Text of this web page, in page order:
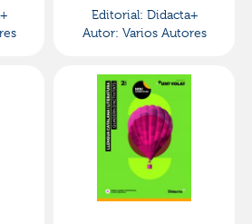
Editorial: Didacta+
Autor: Varios Autores